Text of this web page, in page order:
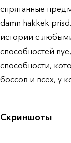
спрятанные
damn hakkek
истории с
способностей
способности,
боссов и всех, у
Скриншоты